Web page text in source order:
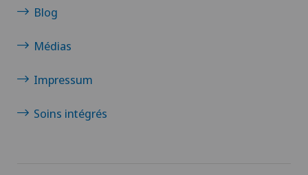
Blog
Médias
Impressum
Soins intégrés